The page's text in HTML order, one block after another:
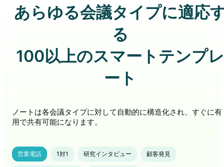
あらゆる会議タイプに適応
る
100以上のスマートテンプレ
ート
ノートは各会議タイプに対して自動的に構造化され、すぐに有
用で共有可能になります。
営業電話 1対1 研究インタビュー 顧客発見